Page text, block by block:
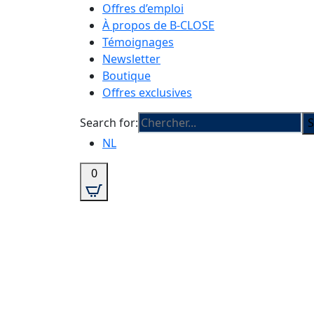
Offres d’emploi
À propos de B-CLOSE
Témoignages
Newsletter
Boutique
Offres exclusives
Search for:
NL
0